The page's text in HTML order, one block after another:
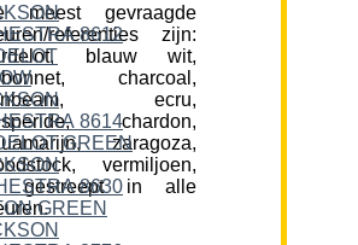
meest gevraagde
referenties zijn:
blauw wit,
charcoal,
ecru,
chardon,
zaragoza,
vermiljoen,
gestreept in alle